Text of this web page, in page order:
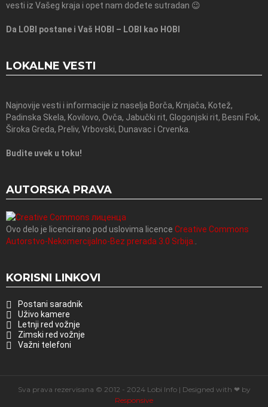
vesti iz Vašeg kraja i opet nam dođete sutradan 😉
Da LOBI postane i Vaš HOBI – LOBI kao HOBI
LOKALNE VESTI
Najnovije vesti i informacije iz naselja Borča, Krnjača, Kotež,
Padinska Skela, Kovilovo, Ovča, Jabučki rit, Glogonjski rit, Besni Fok,
Široka Greda, Preliv, Vrbovski, Dunavac i Crvenka.
Budite uvek u toku!
AUTORSKA PRAVA
Ovo delo je licencirano pod uslovima licence Creative Commons
Autorstvo-Nekomercijalno-Bez prerada 3.0 Srbija.
KORISNI LINKOVI
Postani saradnik
Uživo kamere
Letnji red vožnje
Zimski red vožnje
Važni telefoni
Sva prava rezervisana © 2012 - 2024 Lobi Info | Designed with ❤ by
Responsive